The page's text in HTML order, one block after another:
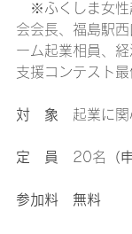
※ふくしま女性
会会長、福島駅
ーム起業相員、
支援コンテスト最
対　象 起業に関
定　員 20名 （
参加料　無料